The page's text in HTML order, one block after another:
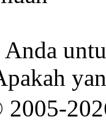
Anda
2005-